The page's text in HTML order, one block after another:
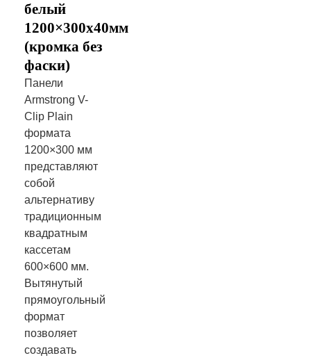
белый
1200×300х40мм
(кромка без
фаски)
Панели
Armstrong V-
Clip Plain
формата
1200×300 мм
представляют
собой
альтернативу
традиционным
квадратным
кассетам
600×600 мм.
Вытянутый
прямоугольный
формат
позволяет
создавать